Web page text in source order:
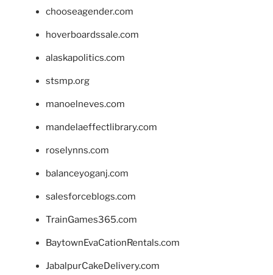
chooseagender.com
hoverboardssale.com
alaskapolitics.com
stsmp.org
manoelneves.com
mandelaeffectlibrary.com
roselynns.com
balanceyoganj.com
salesforceblogs.com
TrainGames365.com
BaytownEvaCationRentals.com
JabalpurCakeDelivery.com